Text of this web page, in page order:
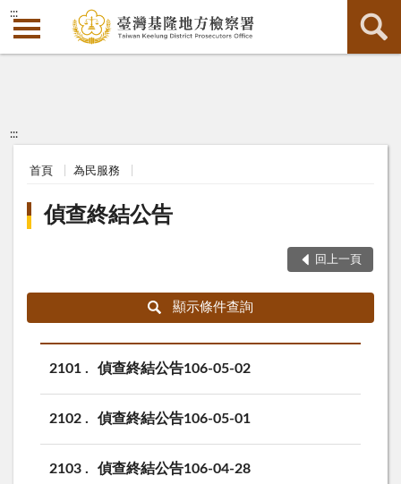
:::
:::
首頁 為民服務
偵查終結公告
回上一頁
顯示條件查詢
2101 偵查終結公告106-05-02
2102 偵查終結公告106-05-01
2103 偵查終結公告106-04-28